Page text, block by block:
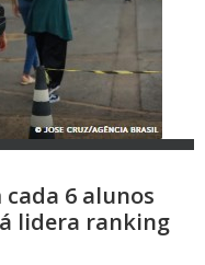
cada 6 alunos
lidera ranking